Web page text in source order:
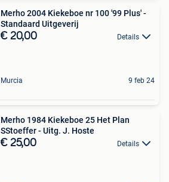
Merho 2004 Kiekeboe nr 100 '99 Plus' -
Standaard Uitgeverij
€ 20,00 Details
Murcia 9 feb 24
Merho 1984 Kiekeboe 25 Het Plan
SStoeffer - Uitg. J. Hoste
€ 25,00 Details